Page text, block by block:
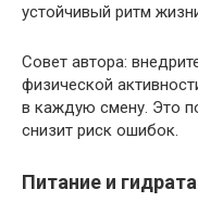
устойчивый ритм
Совет автора:
физической
в каждую смену. Это
снизит риск ошибок.
Питание и